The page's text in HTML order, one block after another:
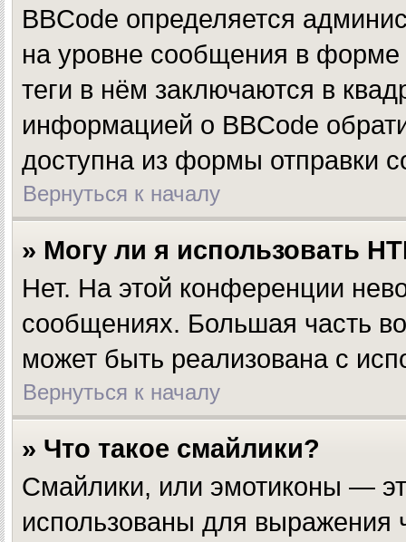
BBCode определяется
на уровне сообщения в форме
теги в нём заключаются в
информацией о BBCode
доступна из формы отправки
Вернуться к началу
» Могу ли я использовать
Нет. На этой конференции
сообщениях. Большая часть
может быть реализована с
Вернуться к началу
» Что такое смайлики?
Смайлики, или эмотиконы —
использованы для выражения